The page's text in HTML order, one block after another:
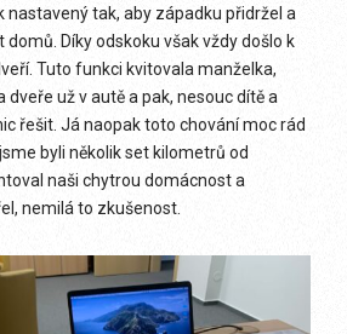
tak, aby západku přidržel a
Díky odskoku však vždy došlo k
Tuto funkci kvitovala manželka,
už v autě a pak, nesouc dítě a
řešit. Já naopak toto chování moc rád
byli několik set kilometrů od
naši chytrou domácnost a
nemilá to zkušenost.